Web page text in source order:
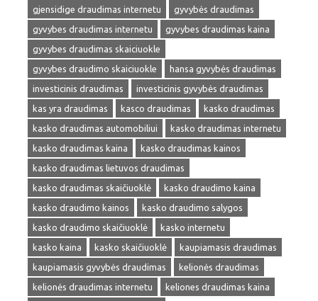
gjensidige draudimas internetu
gyvybės draudimas
gyvybes draudimas internetu
gyvybes draudimas kaina
gyvybes draudimas skaiciuokle
gyvybes draudimo skaiciuokle
hansa gyvybės draudimas
investicinis draudimas
investicinis gyvybės draudimas
kas yra draudimas
kasco draudimas
kasko draudimas
kasko draudimas automobiliui
kasko draudimas internetu
kasko draudimas kaina
kasko draudimas kainos
kasko draudimas lietuvos draudimas
kasko draudimas skaičiuoklė
kasko draudimo kaina
kasko draudimo kainos
kasko draudimo salygos
kasko draudimo skaičiuoklė
kasko internetu
kasko kaina
kasko skaičiuoklė
kaupiamasis draudimas
kaupiamasis gyvybės draudimas
kelionės draudimas
kelionės draudimas internetu
keliones draudimas kaina